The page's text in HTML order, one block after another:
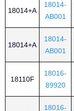
18014+A
18014-
AB001
18014+A
18014-
AB001
18110F
18016-
89920
18016-